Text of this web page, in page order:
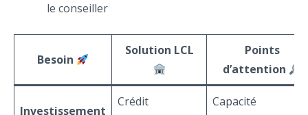
le conseiller
Besoin
Solution LCL
Points
d’attention
Investissement
Crédit
Capacité